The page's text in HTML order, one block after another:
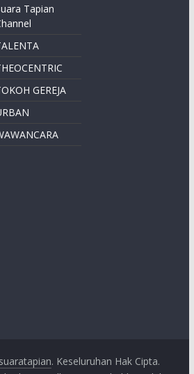
Tapian
GEREJA
suaratapian. Keseluruhan Hak Cipta.